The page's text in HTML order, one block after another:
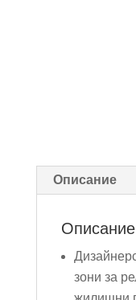
Описание
Описание
зони за